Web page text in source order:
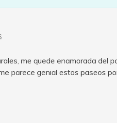
me quede enamorada del
parece genial estos paseos